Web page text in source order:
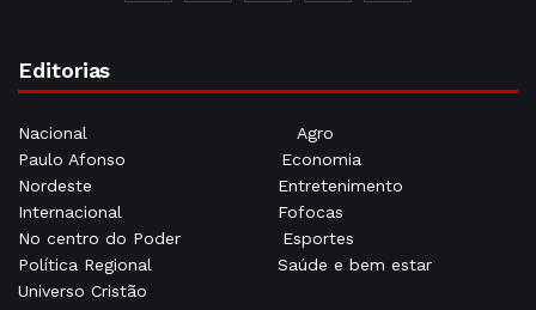
Editorias
Nacional
Agro
Paulo Afonso
Economia
Nordeste
Entretenimento
Internacional
Fofocas
No centro do Poder
Esportes
Política Regional
Saúde e bem estar
Universo Cristão